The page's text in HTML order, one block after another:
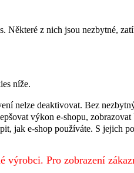
Některé z nich jsou nezbytné,
níže.
nelze deaktivovat. Bez
výkon e-shopu,
jak e-shop používáte. S jejich
výrobci. Pro zobrazení